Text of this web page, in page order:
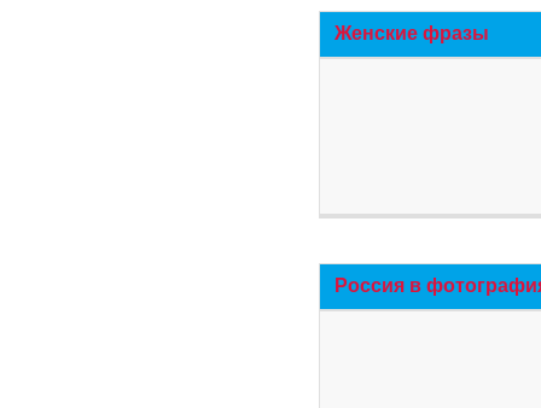
Женские фразы
Россия в